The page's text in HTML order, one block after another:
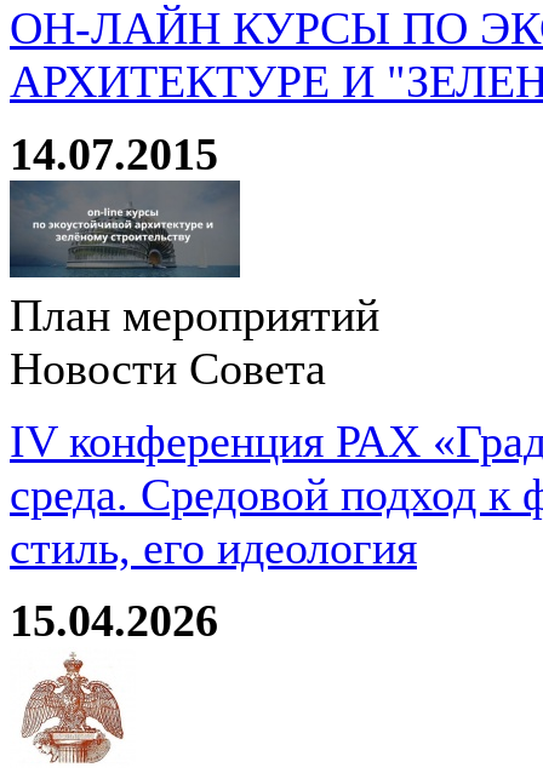
ОН-ЛАЙН КУРСЫ ПО
АРХИТЕКТУРЕ И
14.07.2015
План мероприятий
Новости Совета
IV конференция РАХ
среда. Средовой подход
стиль, его идеология
15.04.2026